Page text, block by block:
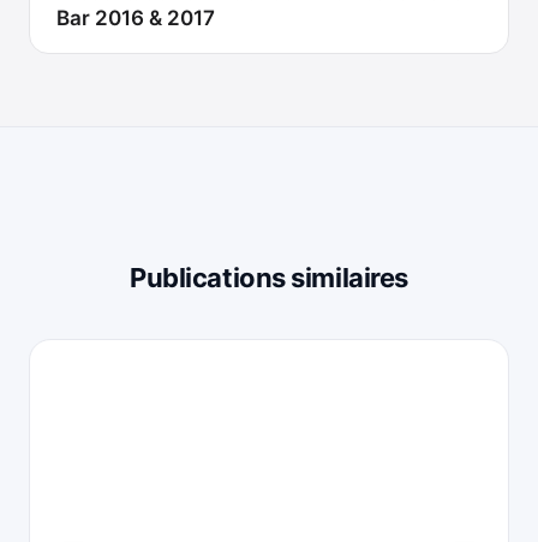
Bar 2016 & 2017
Publications similaires